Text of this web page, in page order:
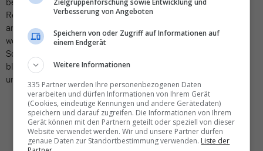
Reisebüros, die berichten, dass bestimmte Aktionen gemessen
am Umsatz gut liefen und sie Kataloge nachbestellen mussten,
weil die entsprechende Nachfrage sehr gross war. Das
Schaufenster mag als altmodisch bezeichnet werden, aber es
bleibt ein Werbeplatz, der Ideen vermittelt, die Fantasie anregt
und Bedürfnisse weckt. Mehr als viele glauben.
«Für mich sind
Feriensouvenirs wie
Verbesserung von Angeboten
Speichern von oder Zugriff auf Informationen auf
einem Endgerät
Weitere Informationen
335 Partner werden Ihre personenbezogenen Daten
verarbeiten und dürfen Informationen von Ihrem Gerät
(Cookies, eindeutige Kennungen und andere Gerätedaten)
speichern und darauf zugreifen. Die Informationen von Ihrem
Gerät können mit den Partnern geteilt oder speziell von dieser
Website verwendet werden. Wir und unsere Partner dürfen
genaue Daten zur Standortbestimmung verwenden. Liste der